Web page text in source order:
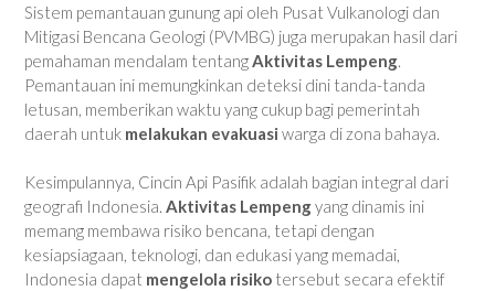
Sistem pemantauan gunung api oleh Pusat Vulkanologi dan
Mitigasi Bencana Geologi (PVMBG) juga merupakan hasil dari
pemahaman mendalam tentangAktivitas Lempeng.
Pemantauan ini memungkinkan deteksi dini tanda-tanda
letusan, memberikan waktu yang cukup bagi pemerintah
daerah untuk melakukan evakuasi warga di zona bahaya.
Kesimpulannya, Cincin Api Pasifik adalah bagian integral dari
geografi Indonesia. Aktivitas Lempengyang dinamis ini
memang membawa risiko bencana, tetapi dengan
kesiapsiagaan, teknologi, dan edukasi yang memadai,
Indonesia dapat mengelola risiko tersebut secara efektif